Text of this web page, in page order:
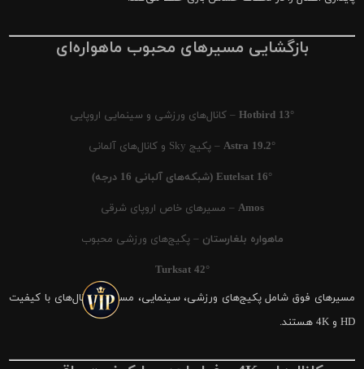
بازگشایی مسیرهای محبوب ماهواره‌ای
Hotbird 13° – کانال‌های ورزشی و سینمایی اروپایی
Astra 19.2° – پکیج Sky و کانال‌های آلمانی
Eutelsat 16° (شبکه‌های آلبانی 16 درجه)
Amos – مسیرهای خاص اروپای شرقی
ماهواره بلغارستان – پکیج‌های ورزشی محبوب
Turksat 42°
مسیرهای فوق شامل پکیج‌های ورزشی، سینمایی، مستند و کانال‌های با کیفیت
HD و 4K هستند.